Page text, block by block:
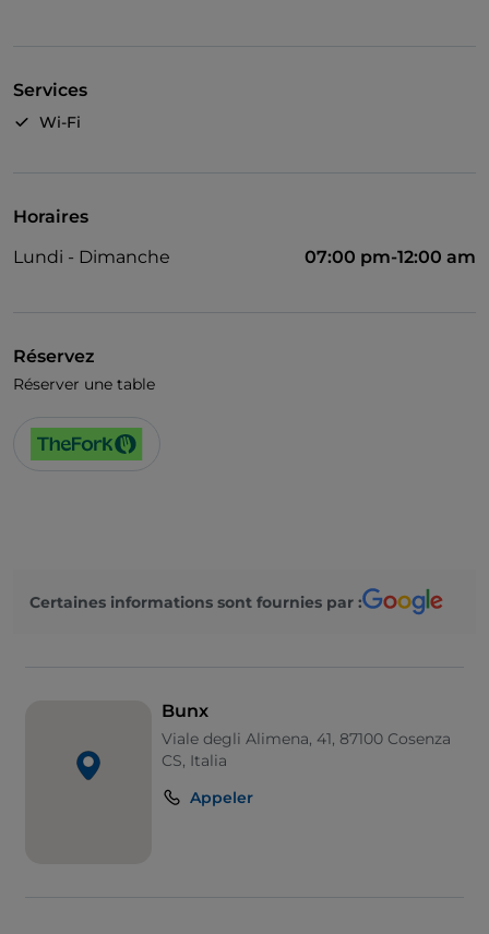
Services
Wi-Fi
Horaires
Lundi - Dimanche
07:00 pm-12:00 am
Réservez
Réserver une table
Certaines informations sont fournies par :
Bunx
Viale degli Alimena, 41, 87100 Cosenza
CS, Italia
Appeler